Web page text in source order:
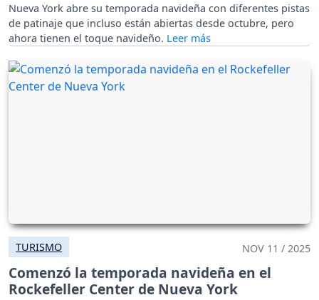
Nueva York abre su temporada navideña con diferentes pistas
de patinaje que incluso están abiertas desde octubre, pero
ahora tienen el toque navideño.
TURISMO NOV 11 / 2025
Comenzó la temporada navideña en el
Rockefeller Center de Nueva York